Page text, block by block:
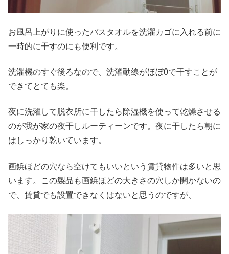
お風呂上がりに使ったバスタオルを洗濯カゴに入れる前に
一時的に干すのにも便利です。
洗濯機のすぐ後ろなので、洗濯動線がほぼ0で干すことが
できてとても楽。
夜に洗濯して脱衣所に干したら除湿機を使って乾燥させる
のが我が家の夜干しルーティーンです。夜に干したら朝に
はしっかり乾いています。
画鋲ほどの穴なら空けてもいいという賃貸物件は多いと思
います。この製品も画鋲ほどの大きさの穴しか開かないの
で、賃貸でも設置できなくはないと思うのですが、